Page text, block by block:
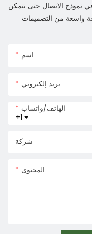
نموذج الاتصال حتى نتمكن
واسعة من التصميمات
اسم
بريد إلكتروني
+1
الهاتف/واتساب
شركة
المحتوى